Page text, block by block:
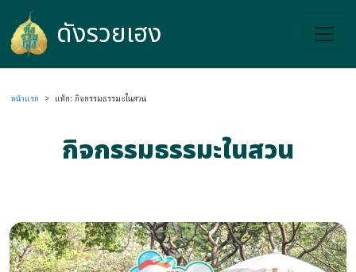
ดังรวยเฮง
ดังรวยเฮง
หน้าแรก > แท็ก: กิจกรรมธรรมะในสวน
กิจกรรมธรรมะในสวน